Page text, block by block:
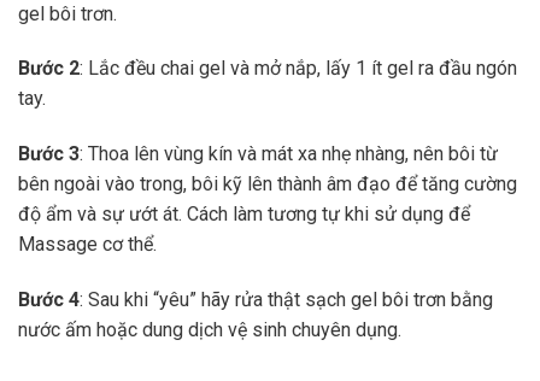
gel bôi trơn.
Bước 2: Lắc đều chai gel và mở nắp, lấy 1 ít gel ra đầu ngón
tay.
Bước 3: Thoa lên vùng kín và mát xa nhẹ nhàng, nên bôi từ
bên ngoài vào trong, bôi kỹ lên thành âm đạo để tăng cường
độ ẩm và sự ướt át. Cách làm tương tự khi sử dụng để
Massage cơ thể.
Bước 4: Sau khi “yêu” hãy rửa thật sạch gel bôi trơn bằng
nước ấm hoặc dung dịch vệ sinh chuyên dụng.